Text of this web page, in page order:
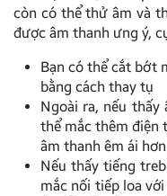
còn có thể thử âm và
được âm thanh ưng ý,
Bạn có thể cắt bớt
bằng cách thay tụ
Ngoài ra, nếu
thể mắc thêm điện
âm thanh êm ái
Nếu thấy tiếng
mắc nối tiếp loa